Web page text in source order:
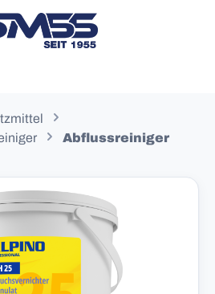
enthält 0 Positionen. Der
Abflussreiniger